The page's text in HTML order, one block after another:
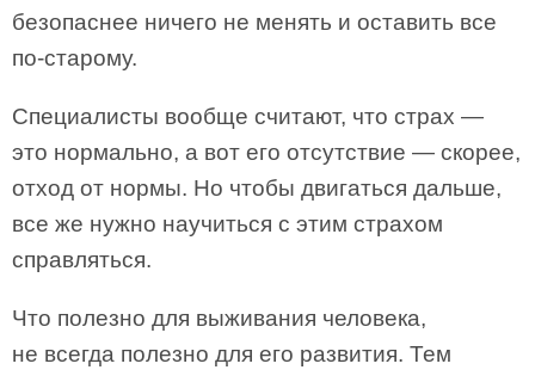
безопаснее ничего не менять и оставить все
по-старому.
Специалисты вообще считают, что страх —
это нормально, а вот его отсутствие — скорее,
отход от нормы. Но чтобы двигаться дальше,
все же нужно научиться с этим страхом
справляться.
Что полезно для выживания человека,
не всегда полезно для его развития. Тем